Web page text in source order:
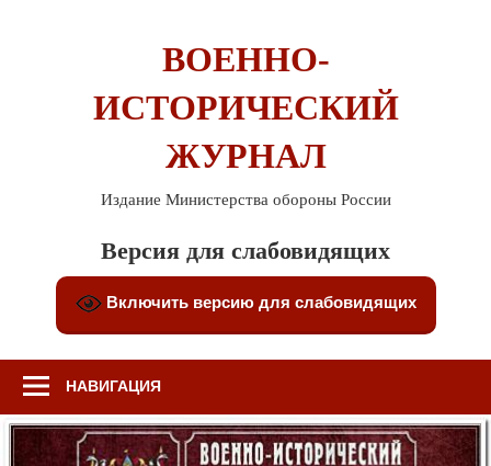
ВОЕННО-
ИСТОРИЧЕСКИЙ
ЖУРНАЛ
Издание Министерства обороны России
Версия для слабовидящих
Включить версию для слабовидящих
НАВИГАЦИЯ